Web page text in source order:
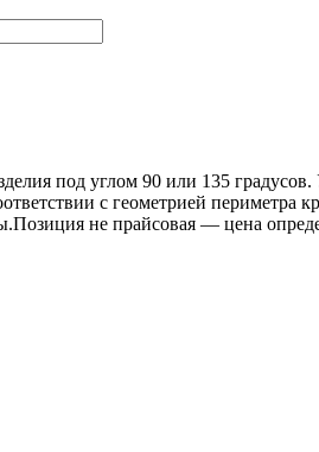
под углом 90 или 135
с геометрией
не прайсовая — цена